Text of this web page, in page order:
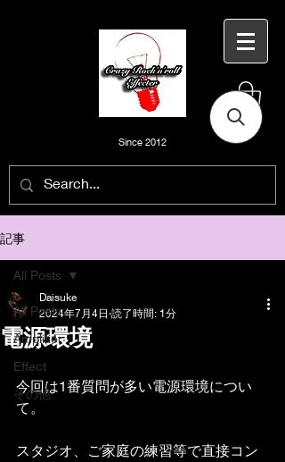
Since 2012
記事
All Posts
Amplifier
Effect
その他
All Posts
電源環境
Daisuke
2024年7月4日 読了時間: 1分
今回は1番質問が多い電源環境につい
て。
スタジオ、ご家庭の練習等で直接コン